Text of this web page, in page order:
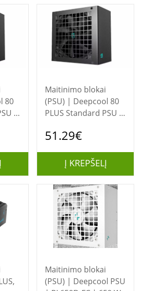
|
Maitinimo blokai
(PSU) | Deepcool 80
PLUS Standard PSU |
51.29€
Į KREPŠELĮ
Maitinimo blokai
(PSU) | Deepcool PSU